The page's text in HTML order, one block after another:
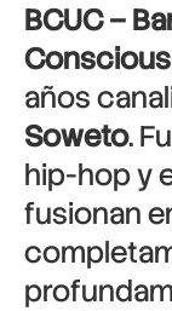
BCUC –
años
Soweto.
hip-hop y
fusionan